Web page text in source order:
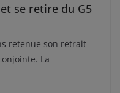
se retire du G5
retenue son retrait
La